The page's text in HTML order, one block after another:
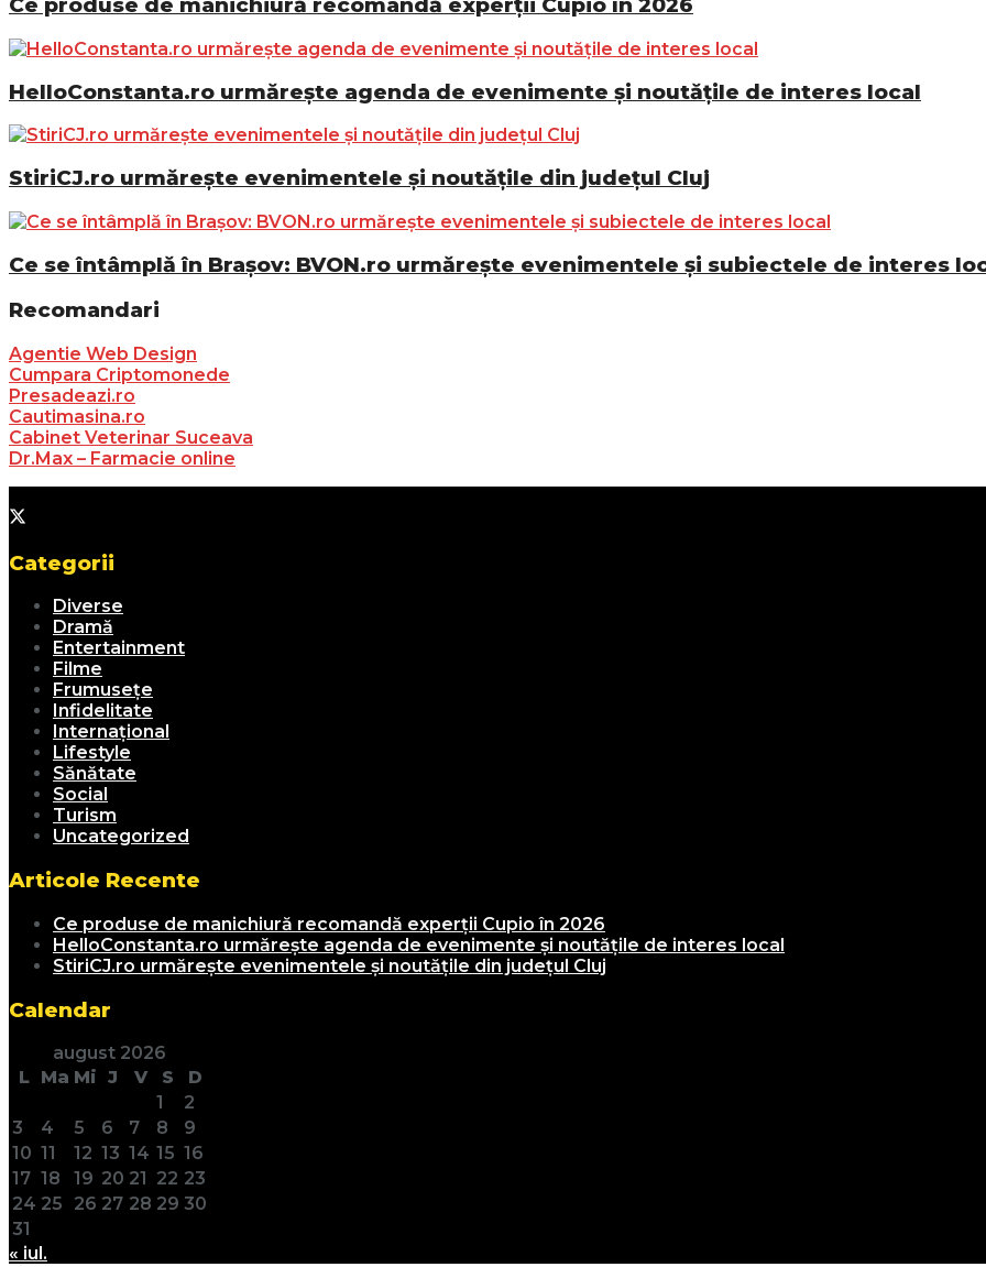
Ce produse de manichiură recomandă experții Cupio în 2026
HelloConstanta.ro urmărește agenda de evenimente și noutățile de interes local
StiriCJ.ro urmărește evenimentele și noutățile din județul Cluj
Ce se întâmplă în Brașov: BVON.ro urmărește evenimentele și subiectele de interes
Recomandari
Agentie Web Design
Cumpara Criptomonede
Presadeazi.ro
Cautimasina.ro
Cabinet Veterinar Suceava
Dr.Max – Farmacie online
Categorii
Diverse
Dramă
Entertainment
Filme
Frumusețe
Infidelitate
Internațional
Lifestyle
Sănătate
Social
Turism
Uncategorized
Articole Recente
Ce produse de manichiură recomandă experții Cupio în 2026
HelloConstanta.ro urmărește agenda de evenimente și noutățile de interes local
StiriCJ.ro urmărește evenimentele și noutățile din județul Cluj
Calendar
august 2026
L Ma Mi J V S
D
1
2
3
4 5 6 7 8
9
10 11 12 13 14 15 16
17 18 19 20 21 22 23
24 25 26 27 28 29 30
31
« iul.